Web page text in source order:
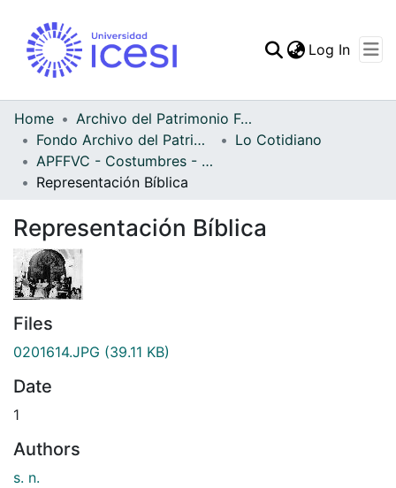
Statistics
Log In
Home
Archivo del Patrimonio Fotográfico y Fílmico del Valle del Cauca
Fondo Archivo del Patrimonio Fotográfico y Fílmico del Valle del Cauca
Lo Cotidiano
APFFVC - Costumbres - Patrimonial
Representación Bíblica
Representación Bíblica
Files
0201614.JPG (39.11 KB)
Date
1
Authors
s. n.